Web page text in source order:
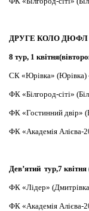
ДРУГЕ КОЛО ДЮФЛ
8 тур, 1
СК «Юрівка» (Юрівка)
ФК «Білгород-сіті»
ФК «Гостинний двір»
ФК «Академія Алієва-
Дев’ятий тур,7 квітня
ФК «Лідер»
ФК «Академія Алієва-